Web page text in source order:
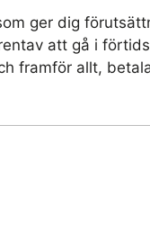
ger dig
att gå i
framför allt,